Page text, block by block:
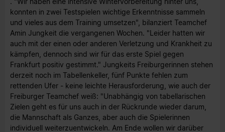
konnten in zwei Testspielen wichtige Erkenntnisse sammeln
und vieles aus dem Training umsetzen", bilanziert Teamchef
Amin Jungkeit die vergangenen Wochen. "Leider hatten wir
auch mit der einen oder anderen Verletzung und Krankheit zu
kämpfen, dennoch sind wir für das erste Spiel gegen
Frankfurt positiv gestimmt." Jungkeits Freiburgerinnen stehen
derzeit noch im Tabellenkeller, fünf Punkte fehlen zum
rettenden Ufer - keine leichte Herausforderung, wie auch der
Freiburger Teamchef weiß: "Unabhängig von tabellarischen
Zielen geht es für uns auch in der Rückrunde wieder darum,
die Mannschaft als Ganzes, aber auch die Spielerinnen
individuell weiterzuentwickeln. Am Ende wollen wir darüber